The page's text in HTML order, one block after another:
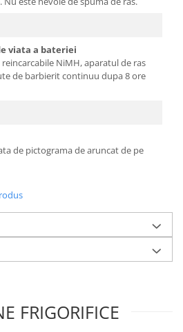
viata a bateriei
NiMH, aparatul de ras
de barbierit continuu dupa 8 ore
de pictograma de aruncat de pe
FRIGORIFICE